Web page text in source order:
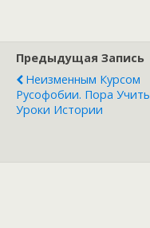
Предыдущая Запись
Неизменным Курсом
Русофобии. Пора Учить
Уроки Истории